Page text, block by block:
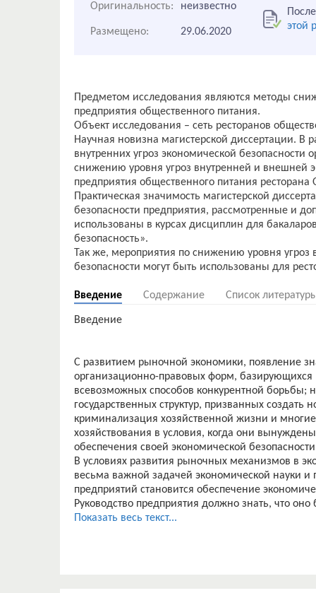
Оригинальность: неизвестно
этой
Размещено: 29.06.2020
Предметом исследования являются методы
предприятия общественного питания.
Объект исследования – сеть ресторанов
Научная новизна магистерской диссертации.
внутренних угроз экономической
снижению уровня угроз внутренней и внешней
предприятия общественного питания
Практическая значимость магистерской
безопасности предприятия, рассмотренные и
использованы в курсах дисциплин для
безопасность».
Так же, мероприятия по снижению уровня
Введение Содержание Список
Введение
С развитием рыночной экономики, появление
организационно-правовых форм,
всевозможных способов конкурентной борьбы;
государственных структур, призванных
криминализация хозяйственной жизни и
хозяйствования в условия, когда они
обеспечения своей экономической
В условиях развития рыночных механизмов в
весьма важной задачей экономической науки и
предприятий становится обеспечение
Руководство предприятия должно знать, что
пользоваться всевозможными благами, но и
Показать весь текст...